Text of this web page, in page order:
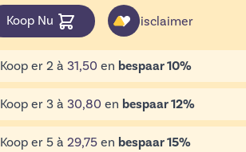
Koop Nu Disclaimer
Koop er 2 à 31,50 en bespaar10%
Koop er 3 à 30,80 en bespaar12%
Koop er 5 à 29,75 en bespaar15%